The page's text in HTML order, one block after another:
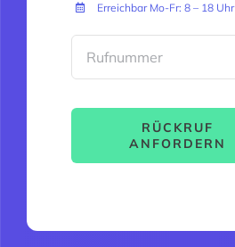
Erreichbar Mo-Fr: 8 – 18 Uhr
RÜCKRUF
ANFORDERN